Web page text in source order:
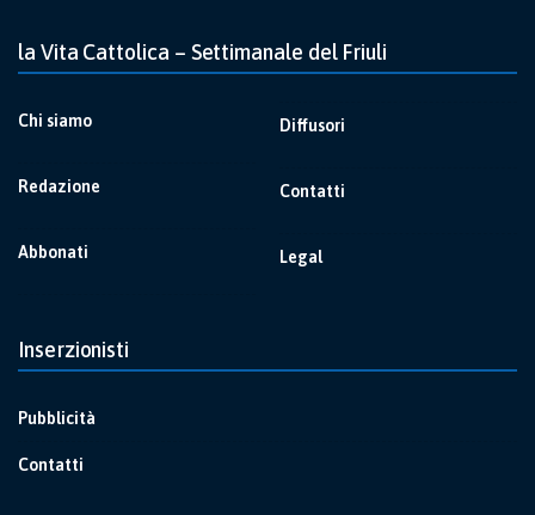
la Vita Cattolica – Settimanale del Friuli
Chi siamo
Redazione
Abbonati
Diffusori
Contatti
Legal
Inserzionisti
Pubblicità
Contatti